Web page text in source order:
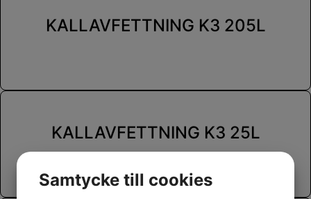
KALLAVFETTNING K3 205L
KALLAVFETTNING K3 25L
Samtycke till cookies